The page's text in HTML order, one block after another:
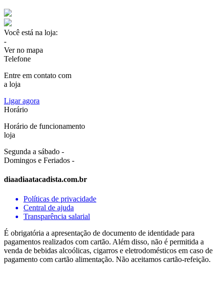
Você está na loja:
-
Ver no mapa
Telefone
Entre em contato com
a loja
Ligar agora
Horário
Horário de funcionamento
loja
Segunda a sábado -
Domingos e Feriados -
diaadiaatacadista.com.br
Políticas de privacidade
Central de ajuda
Transparência salarial
É obrigatória a apresentação de documento de identidade para
pagamentos realizados com cartão. Além disso, não é permitida a
venda de bebidas alcoólicas, cigarros e eletrodomésticos em caso de
pagamento com cartão alimentação. Não aceitamos cartão-refeição.